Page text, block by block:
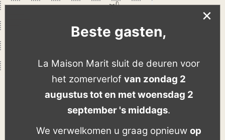
×
Beste gasten,
La Maison Marit sluit de deuren voor
het zomerverlof van zondag 2
augustus tot en met woensdag 2
september 's middags.
We verwelkomen u graag opnieuw op